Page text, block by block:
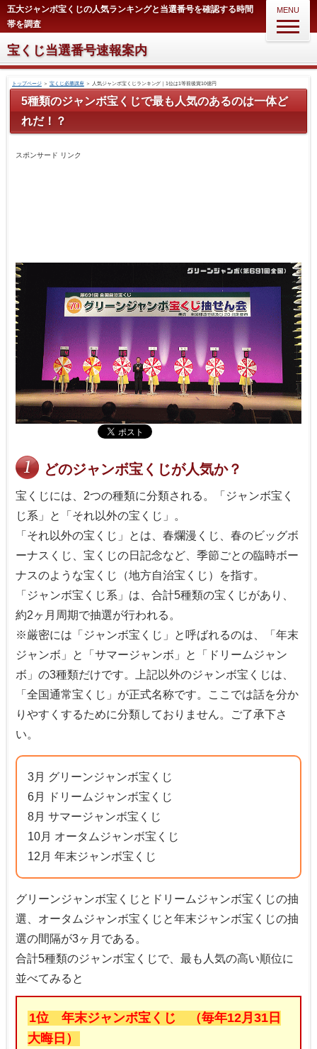
五大ジャンボ宝くじの人気ランキングと当選番号を確認する時間
帯を調査
宝くじ当選番号速報案内
MENU
トップページ＞ 宝くじ必勝講座＞ 人気ジャンボ宝くじランキング｜1位は1等前後賞10億円
5種類のジャンボ宝くじで最も人気のあるのは一体ど
れだ！？
スポンサード リンク
どのジャンボ宝くじが人気か？
宝くじには、2つの種類に分類される。「ジャンボ宝く
じ系」と「それ以外の宝くじ」。
「それ以外の宝くじ」とは、春爛漫くじ、春のビッグボ
ーナスくじ、宝くじの日記念など、季節ごとの臨時ボー
ナスのような宝くじ（地方自治宝くじ）を指す。
「ジャンボ宝くじ系」は、合計5種類の宝くじがあり、
約2ヶ月周期で抽選が行われる。
※厳密には「ジャンボ宝くじ」と呼ばれるのは、「年末
ジャンボ」と「サマージャンボ」と「ドリームジャン
ボ」の3種類だけです。上記以外のジャンボ宝くじは、
「全国通常宝くじ」が正式名称です。ここでは話を分か
りやすくするために分類しておりません。ご了承下さ
い。
3月 グリーンジャンボ宝くじ
6月 ドリームジャンボ宝くじ
8月 サマージャンボ宝くじ
10月 オータムジャンボ宝くじ
12月 年末ジャンボ宝くじ
グリーンジャンボ宝くじとドリームジャンボ宝くじの抽
選、オータムジャンボ宝くじと年末ジャンボ宝くじの抽
選の間隔が3ヶ月である。
合計5種類のジャンボ宝くじで、最も人気の高い順位に
並べてみると
1位 年末ジャンボ宝くじ （毎年12月31日
大晦日）